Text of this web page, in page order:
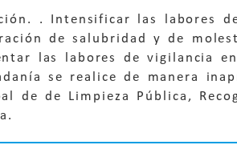
. Intensificar las labores
de salubridad y de
las labores de vigilancia
se realice de manera
de de Limpieza Pública,